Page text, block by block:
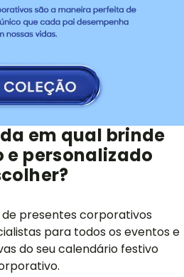
em qual brinde
personalizado
presentes corporativos
para todos os eventos e
do seu calendário festivo